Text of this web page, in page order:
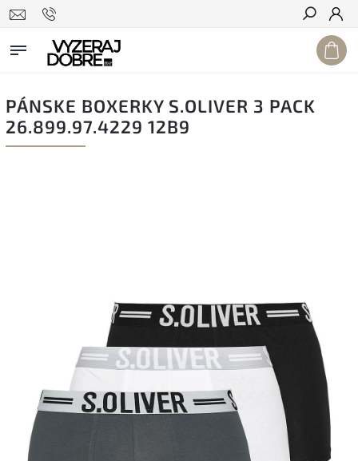
Hľadať
PÁNSKE BOXERKY S.OLIVER 3 PACK
26.899.97.4229 12B9